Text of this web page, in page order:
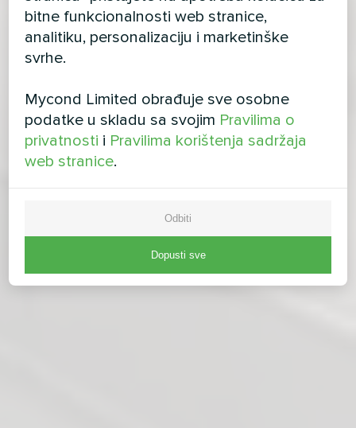
bitne funkcionalnosti web stranice,
analitiku, personalizaciju i marketinške
svrhe.
Mycond Limited obrađuje sve osobne
podatke u skladu sa svojim Pravilima o
privatnosti i Pravilima korištenja sadržaja
web stranice.
Odbiti
Dopusti sve